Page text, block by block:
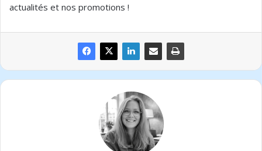
actualités et nos promotions !